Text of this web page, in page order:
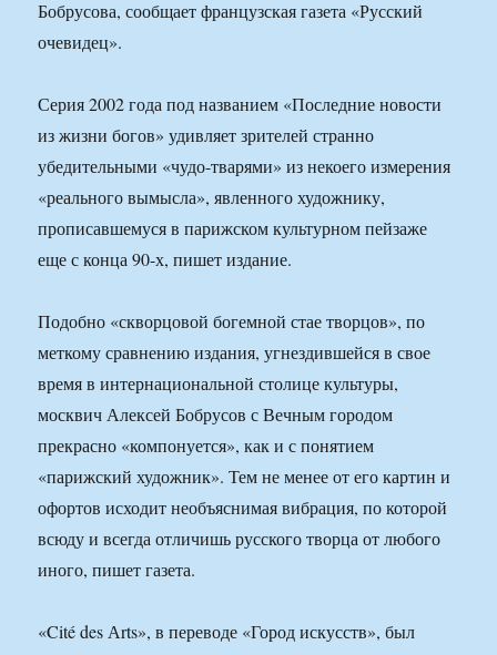
Бобрусова, сообщает французская газета «Русский
очевидец».
Серия 2002 года под названием «Последние новости
из жизни богов» удивляет зрителей странно
убедительными «чудо-тварями» из некоего измерения
«реального вымысла», явленного художнику,
прописавшемуся в парижском культурном пейзаже
еще с конца 90-х, пишет издание.
Подобно «скворцовой богемной стае творцов», по
меткому сравнению издания, угнездившейся в свое
время в интернациональной столице культуры,
москвич Алексей Бобрусов с Вечным городом
прекрасно «компонуется», как и с понятием
«парижский художник». Тем не менее от его картин и
офортов исходит необъяснимая вибрация, по которой
всюду и всегда отличишь русского творца от любого
иного, пишет газета.
«Cité des Аrts», в переводе «Город искусств», был